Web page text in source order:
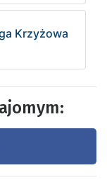
Krzyżowa